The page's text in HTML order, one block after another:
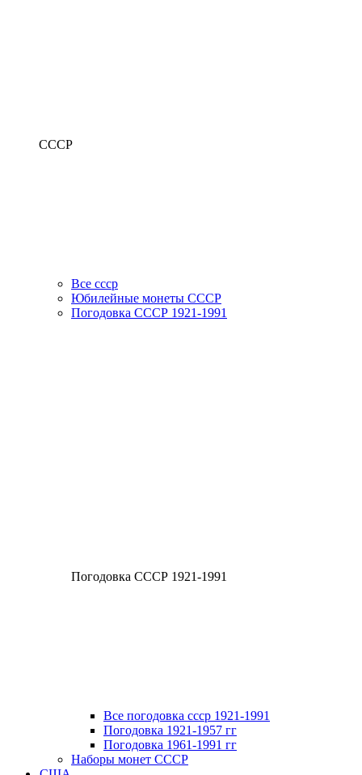
СССР
Все ссср
Юбилейные монеты СССР
Погодовка СССР 1921-1991
Погодовка СССР 1921-1991
Все погодовка ссср 1921-1991
Погодовка 1921-1957 гг
Погодовка 1961-1991 гг
Наборы монет СССР